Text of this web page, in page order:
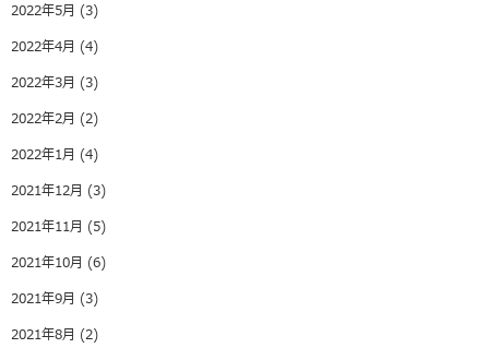
2022年5月 (3)
2022年4月 (4)
2022年3月 (3)
2022年2月 (2)
2022年1月 (4)
2021年12月 (3)
2021年11月 (5)
2021年10月 (6)
2021年9月 (3)
2021年8月 (2)